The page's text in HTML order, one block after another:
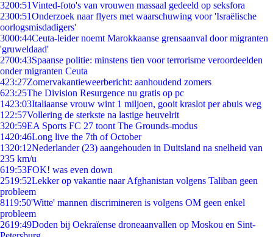
3200:51Vinted-foto's van vrouwen massaal gedeeld op seksfora
2300:51Onderzoek naar flyers met waarschuwing voor 'Israëlische
oorlogsmisdadigers'
3000:44Ceuta-leider noemt Marokkaanse grensaanval door migranten
'gruweldaad'
2700:43Spaanse politie: minstens tien voor terrorisme veroordeelden
onder migranten Ceuta
423:27Zomervakantieweerbericht: aanhoudend zomers
623:25The Division Resurgence nu gratis op pc
1423:03Italiaanse vrouw wint 1 miljoen, gooit kraslot per abuis weg
1 22:57Vollering de sterkste na lastige heuvelrit
320:59EA Sports FC 27 toont The Grounds-modus
1420:46Long live the 7th of October
1320:12Nederlander (23) aangehouden in Duitsland na snelheid van
235 km/u
619:53FOK! was even down
2519:52Lekker op vakantie naar Afghanistan volgens Taliban geen
probleem
8119:50'Witte' mannen discrimineren is volgens OM geen enkel
probleem
2619:49Doden bij Oekraïense droneaanvallen op Moskou en Sint-